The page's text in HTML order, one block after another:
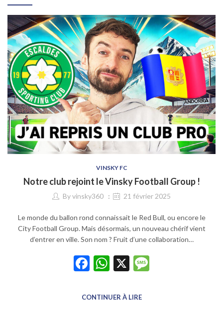
VINSKY FC
Notre club rejoint le Vinsky Football Group !
Byvinsky360 21 février 2025
Le monde du ballon rond connaissait le Red Bull, ou encore le
City Football Group. Mais désormais, un nouveau chérif vient
d’entrer en ville. Son nom ? Fruit d’une collaboration…
Facebook
WhatsApp
X
CONTINUER À LIRE